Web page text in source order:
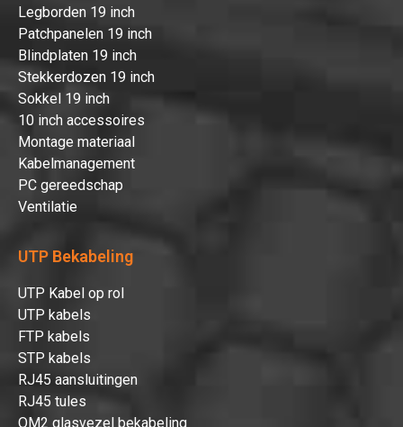
Legborden 19 inch
Patchpanelen 19 inch
Blindplaten 19 inch
Stekkerdozen 19 inch
Sokkel 19 inch
10 inch accessoires
Montage materiaal
Kabelmanagement
PC gereedschap
Ventilatie
UTP Bekabeling
UTP Kabel op rol
UTP kabels
FTP kabels
STP kabels
RJ45 aansluitingen
RJ45 tules
OM2 glasvezel bekabeling